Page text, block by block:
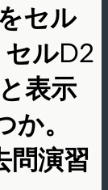
セル
ルD2
表示
。
問演習